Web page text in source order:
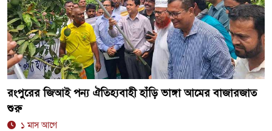
রংপুরের জিআই পন্য ঐতিহ্যবাহী হাঁড়ি ভাঙ্গা আমের বাজারজাত
শুরু
১ মাস আগে